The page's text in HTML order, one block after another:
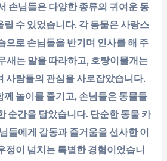
손님들은 다양한 종류의 귀여운 동
수 있었습니다. 각 동물은 사랑스
으로 손님들을 반기며 인사를 해 주
새는 말을 따라하고, 호랑이물개는
사람들의 관심을 사로잡았습니다.
께 놀이를 즐기고, 손님들은 동물들
순간을 담았습니다. 단순한 동물 카
들에게 감동과 즐거움을 선사한 이
정이 넘치는 특별한 경험이었습니